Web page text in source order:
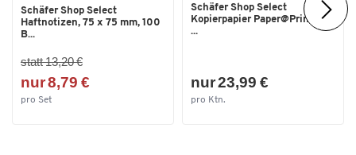
Schäfer Shop Select
Haftnotizen, 75 x 75 mm, 100
B...
statt 13,20 €
nur 8,79 €
pro Set
Schäfer Shop Select
Kopierpapier Paper@Print, DIN
...
nur 23,99 €
pro Ktn.